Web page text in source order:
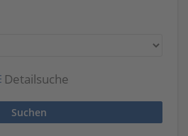
Detailsuche